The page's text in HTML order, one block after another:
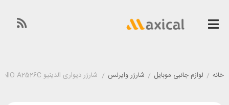
خانه / لوازم جانبی موبایل / شارژر وایرلس / شارژر دیواری الدینیو LDNIO A2526C توان 45 وات همراه با کابل ۲ سر تایپ سی